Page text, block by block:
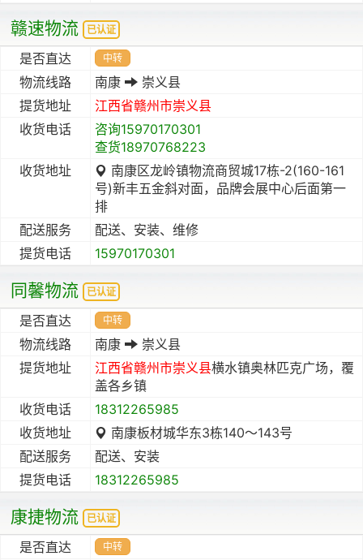
赣速物流 已认证
是否直达 中转
物流线路 南康
崇义县
提货地址
江西省赣州市崇义县
收货电话
咨询15970170301
查货18970768223
收货地址
南康区龙岭镇物流商贸城17栋-2(160-161
号)新丰五金斜对面，品牌会展中心后面第一
排
配送服务
配送、安装、维修
提货电话
15970170301
同馨物流 已认证
是否直达 中转
物流线路 南康
崇义县
提货地址
江西省赣州市崇义县横水镇奥林匹克广场，覆
盖各乡镇
收货电话
18312265985
收货地址
南康板材城华东3栋140～143号
配送服务
配送、安装
提货电话
18312265985
康捷物流 已认证
是否直达 中转